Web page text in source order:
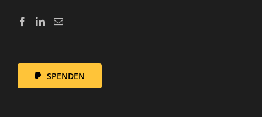
SPENDEN